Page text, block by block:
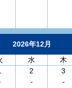
2026年12月
水 木
2
-
3
-